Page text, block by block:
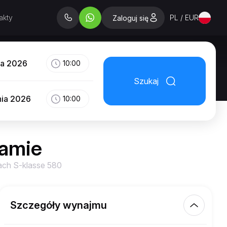
Zaloguj się PL / EUR
2026 10:00
2026 10:00
Szukaj
S-klasse 580
Szczegóły wynajmu